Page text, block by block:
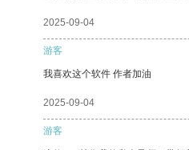
2025-09-04
游客
我喜欢这个软件 作者加油
2025-09-04
游客